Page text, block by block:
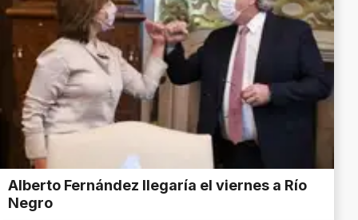
Alberto Fernández llegaría el viernes a Río
Negro